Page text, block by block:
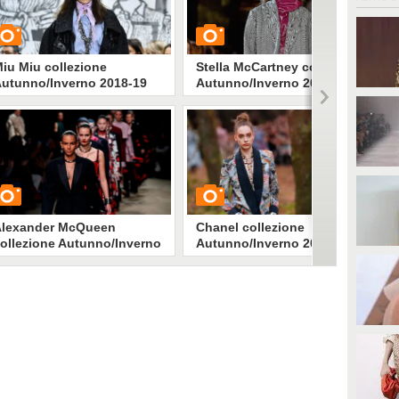
Miu collezione
Inverno 2018-19
2430• di Stile e trend
McQueen
Autunno/Inverno
19
Stella McCartney collezione
Autunno/Inverno 2018-19
GUARDA
2058 • diStile e trend
Chanel collezione
Autunno/Inverno 2018-19